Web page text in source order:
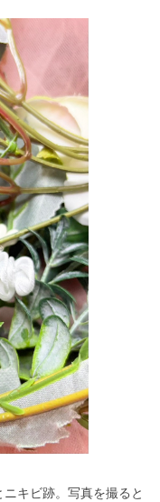
キビ跡。写真を撮ると